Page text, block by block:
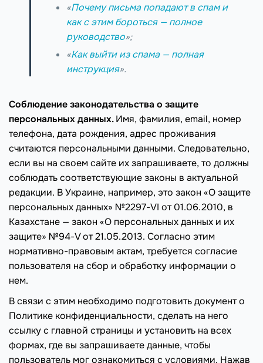
«Почему письма попадают в спам и
как с этим бороться — полное
руководство»;
«Как выйти из спама — полная
инструкция».
Соблюдение законодательства о защите
персональных данных.Имя, фамилия, email, номер
телефона, дата рождения, адрес проживания
считаются персональными данными. Следовательно,
если вы на своем сайте их запрашиваете, то должны
соблюдать соответствующие законы в актуальной
редакции. В Украине, например, это закон «О защите
персональных данных» №2297-VI от 01.06.2010, в
Казахстане — закон «О персональных данных и их
защите» №94-V от 21.05.2013. Согласно этим
нормативно-правовым актам, требуется согласие
пользователя на сбор и обработку информации о
нем.
В связи с этим необходимо подготовить документ о
Политике конфиденциальности, сделать на него
ссылку с главной страницы и установить на всех
формах, где вы запрашиваете данные, чтобы
пользователь мог ознакомиться с условиями. Нажав